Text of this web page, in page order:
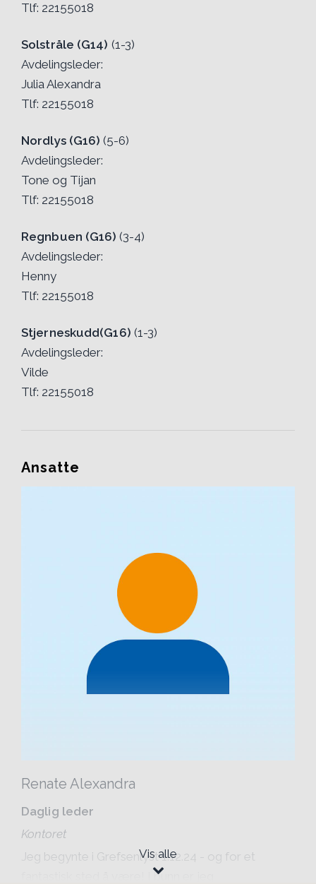
Tlf: 22155018
Solstråle (G14) (1-3)
Avdelingsleder:
Julia Alexandra
Tlf: 22155018
Nordlys (G16) (5-6)
Avdelingsleder:
Tone og Tijan
Tlf: 22155018
Regnbuen (G16) (3-4)
Avdelingsleder:
Henny
Tlf: 22155018
Stjerneskudd(G16) (1-3)
Avdelingsleder:
Vilde
Tlf: 22155018
Vis alle
Ansatte
Renate Alexandra
Daglig leder
Kontoret
Jeg begynte i Grefsenlyst 1.12.24 - og for et
fantastisk sted å være! I bunn er jeg